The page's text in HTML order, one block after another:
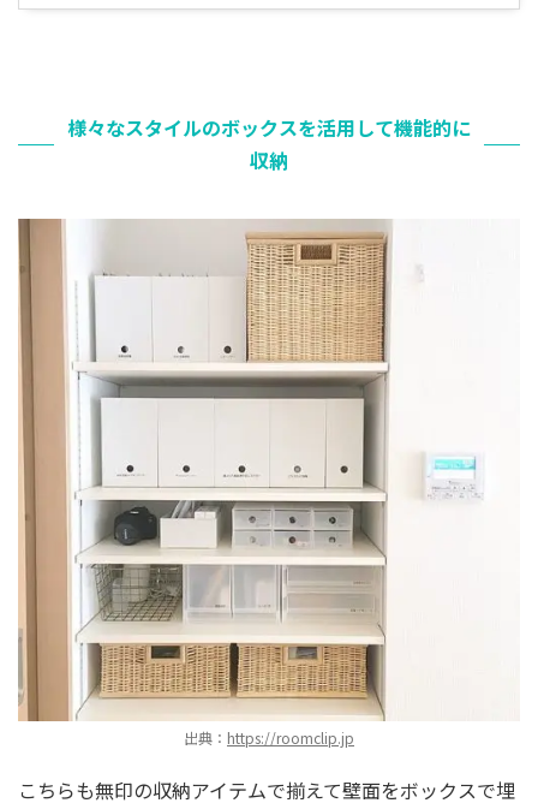
様々なスタイルのボックスを活用して機能的に
収納
出典： https://roomclip.jp
こちらも無印の収納アイテムで揃えて壁面をボックスで埋